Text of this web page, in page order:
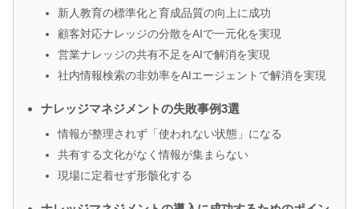
新人教育の標準化と育成品質の向上に成功
顧客対応ナレッジの分散をAIで一元化を実現
営業ナレッジの共有不足をAIで解消を実現
社内情報検索の非効率をAIエージェントで解消を実現
ナレッジマネジメントの失敗事例3選
情報が整理されず「使われない状態」になる
共有する文化がなく情報が集まらない
現場に定着せず形骸化する